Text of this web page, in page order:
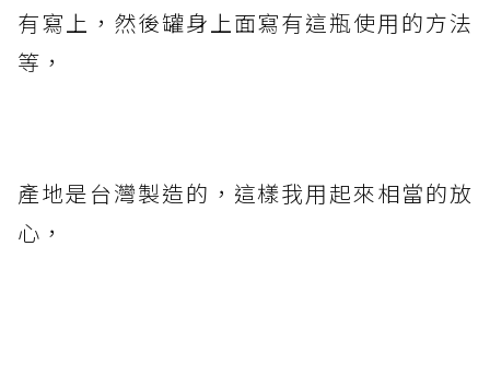
有寫上，然後罐身上面寫有這瓶使用的方法
等，
產地是台灣製造的，這樣我用起來相當的放
心，